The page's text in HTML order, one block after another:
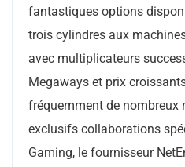
fantastiques options
trois cylindres aux
avec multiplicateurs
Megaways et prix
fréquemment de nombreux
exclusifs collaborations
Gaming, le fournisseur